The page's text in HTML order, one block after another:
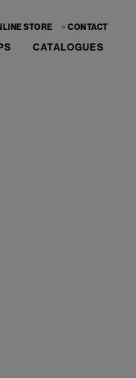
STORE CONTACT
CATALOGUES